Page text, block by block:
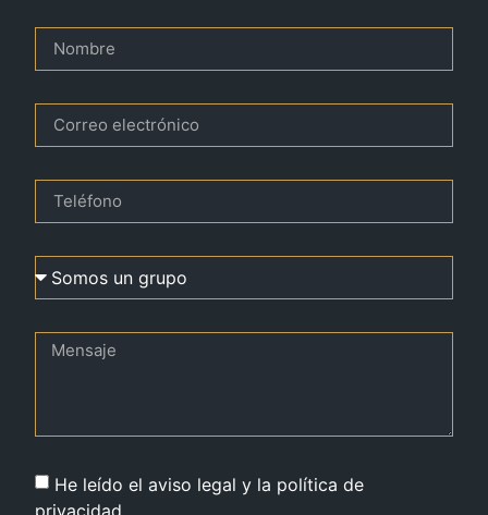
He leído el aviso legal y la política de
privacidad